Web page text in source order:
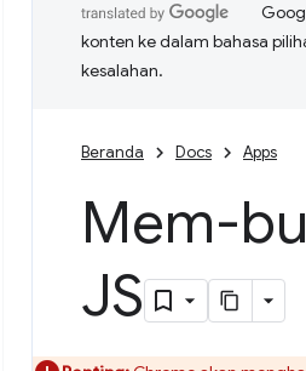
konten ke dalam bahasa
kesalahan.
Beranda Docs Apps
Mem-
JS